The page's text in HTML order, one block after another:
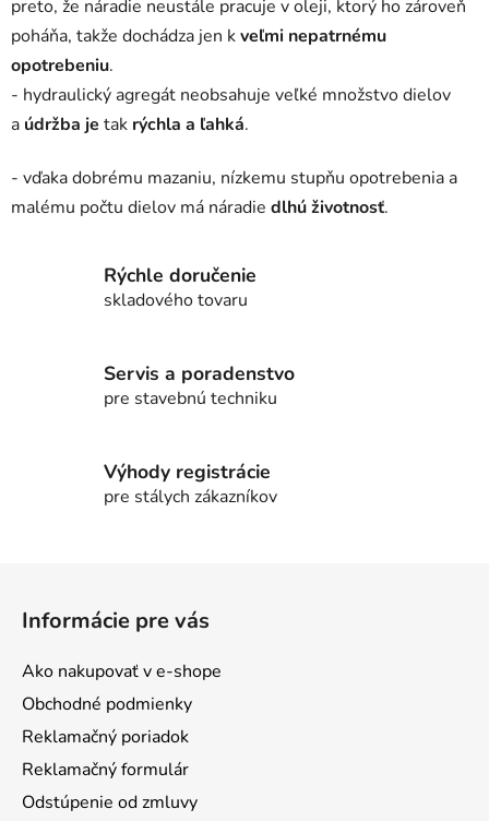
preto, že náradie neustále pracuje v oleji, ktorý ho zároveň
poháňa, takže dochádza jen kveľmi nepatrnému
opotrebeniu.
- hydraulický agregát neobsahuje veľké množstvo dielov
a údržba je tak rýchla a ľahká.
- vďaka dobrému mazaniu, nízkemu stupňu opotrebenia a
malému počtu dielov má náradie dlhú životnosť.
Rýchle doručenie
skladového tovaru
Servis a poradenstvo
pre stavebnú techniku
Výhody registrácie
pre stálych zákazníkov
Informácie pre vás
Ako nakupovať v e-shope
Obchodné podmienky
Reklamačný poriadok
Reklamačný formulár
Odstúpenie od zmluvy